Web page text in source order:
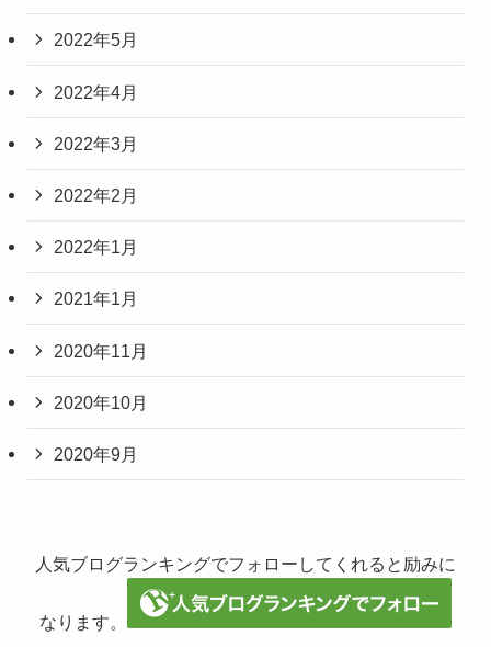
2022年5月
2022年4月
2022年3月
2022年2月
2022年1月
2021年1月
2020年11月
2020年10月
2020年9月
人気ブログランキングでフォローしてくれると励みに
なります。